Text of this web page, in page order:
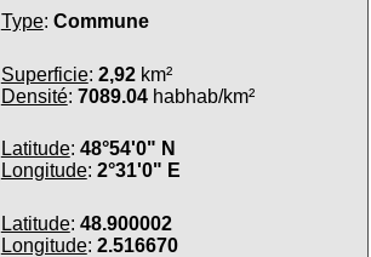
Type: Commune
Superficie: 2,92km²
Densité: 7089.04habhab/km²
Latitude: 48°54'0" N
Longitude: 2°31'0" E
Latitude: 48.900002
Longitude: 2.516670